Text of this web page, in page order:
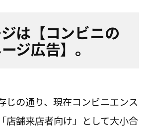
は【コンビニの
ジ広告】。
じの通り、現在コンビニエンス
店舗来店者向け」として大小合